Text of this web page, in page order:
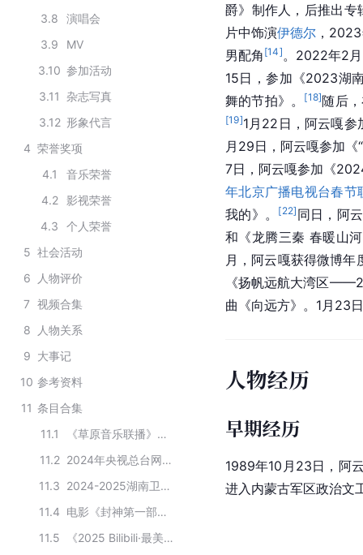
3.8
演唱会
3.9
MV
3.10 参加活动
3.11 杂志写真
3.12 形象代言
4 荣誉奖项
4.1
音乐荣誉
4.2
影视荣誉
4.3
个人荣誉
5 社会活动
6
人物评价
7 视频合集
8
人物关系
9 大事记
10 参考资料
11 条目合集
11.1
《草原音乐联播》蒙古音乐网170917期榜单歌曲的演唱者
11.2
2024年央视总台网络春晚的主要嘉宾
11.3
2024-2025湖南卫视芒果TV跨年晚会阵容
11.4
电影《封神第一部：朝歌风云》的音乐创作者
11.5
《2025 Bilibili·最美的夜跨年晚会》嘉宾名单
爵》制作人，后推出专
片中饰演伊德尔 ，
男配角 [14] 。2022年2
15日，参加《2023湖
舞的节拍》。
[18]随后
[19]1月22日，阿云嘎
月29日，阿云嘎参加
7日，阿云嘎参加《
年北京广播电视台春节
我的》。
[22] 同日，阿
和《龙腾三秦 春暖山
月，阿云嘎获得微博
《扬帆远航大湾区
曲《向远方》。1月23
人物经历
早期经历
1989年10月23日，阿
进入内蒙古军区政治文